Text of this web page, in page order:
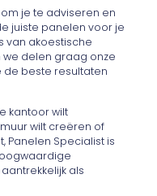
je te adviseren en
juiste panelen voor je
van akoestische
delen graag onze
de beste resultaten
kantoor wilt
wilt creëren of
Panelen Specialist is
als